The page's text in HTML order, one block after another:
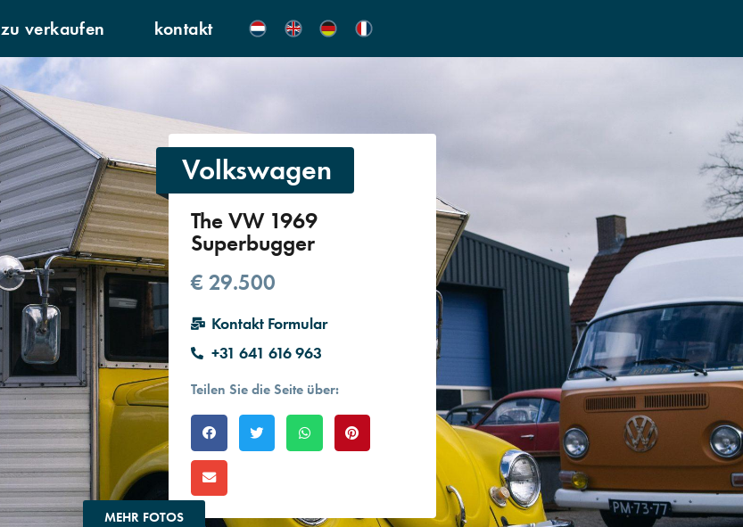
zu verkaufen kontakt
Volkswagen
The VW 1969
Superbugger
€ 29.500
Kontakt Formular
+31 641 616 963
Teilen Sie die Seite über:​
MEHR FOTOS